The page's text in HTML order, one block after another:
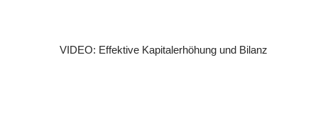
VIDEO: Effektive Kapitalerhöhung und Bilanz